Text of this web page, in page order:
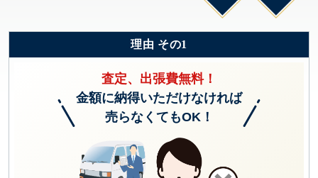
理由 その1
査定、出張費無料！
金額に納得いただけなければ
売らなくてもOK！